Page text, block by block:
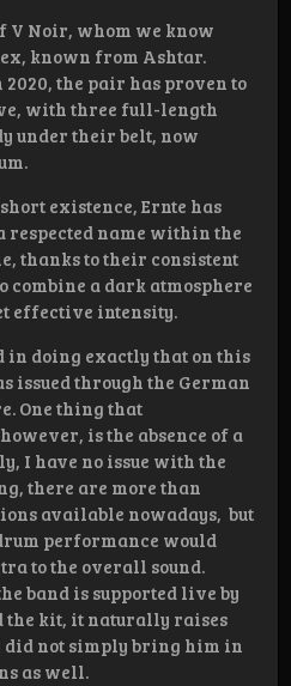
V Noir, whom we know
known from Ashtar.
the pair has proven to
with three full-length
under their belt, now
existence, Ernte has
respected name within the
thanks to their consistent
combine a dark atmosphere
effective intensity.
in doing exactly that on this
issued through the German
One thing that
is the absence of a
I have no issue with the
there are more than
available nowadays, but
performance would
to the overall sound.
band is supported live by
the kit, it naturally raises
did not simply bring him in
as well.